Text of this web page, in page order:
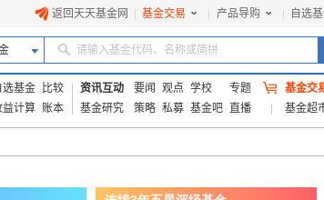
返回天天基金网 基金交易 产品导购 自选
请输入基金代码、名称或简拼
选基金
比较
益计算 账本
资讯互动 要闻 观点 学校
专题
基金研究
策略 私募 基金吧 直播
基金交
基金超